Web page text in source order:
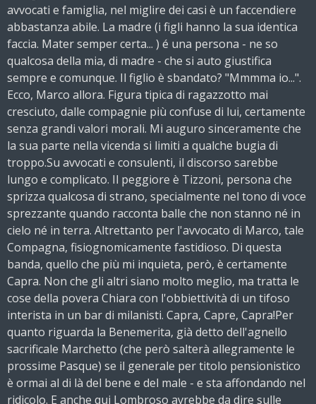
avvocati e famiglia, nel miglire dei casi è un faccendiere
abbastanza abile. La madre (i figli hanno la sua identica
faccia. Mater semper certa... ) é una persona - ne so
qualcosa della mia, di madre - che si auto giustifica
sempre e comunque. Il figlio è sbandato? "Mmmma io...".
Ecco, Marco allora. Figura tipica di ragazzotto mai
cresciuto, dalle compagnie più confuse di lui, certamente
senza grandi valori morali. Mi auguro sinceramente che
la sua parte nella vicenda si limiti a qualche bugia di
troppo.Su avvocati e consulenti, il discorso sarebbe
lungo e complicato. Il peggiore è Tizzoni, persona che
sprizza qualcosa di strano, specialmente nel tono di voce
sprezzante quando racconta balle che non stanno né in
cielo né in terra. Altrettanto per l'avvocato di Marco, tale
Compagna, fisiognomicamente fastidioso. Di questa
banda, quello che più mi inquieta, però, è certamente
Capra. Non che gli altri siano molto meglio, ma tratta le
cose della povera Chiara con l'obbiettività di un tifoso
interista in un bar di milanisti. Capra, Capre, Capra!Per
quanto riguarda la Benemerita, già detto dell'agnello
sacrificale Marchetto (che però salterà allegramente le
prossime Pasque) se il generale per titolo pensionistico
è ormai al di là del bene e del male - e sta affondando nel
ridicolo. E anche qui Lombroso avrebbe da dire sulle